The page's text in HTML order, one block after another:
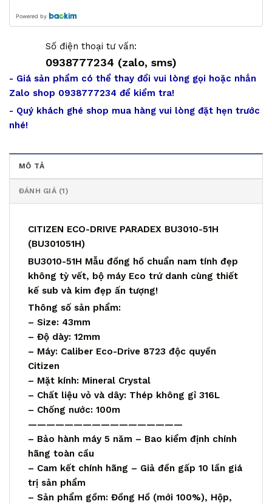
Powered by
Số điện thoại tư vấn:
0938777234 (zalo, sms)
- Giá sản phẩm có thể thay đổi vui lòng gọi hoặc nhắn
Zalo shop 0938777234 để kiểm tra!
- Quý khách ghé shop mua hàng vui lòng đặt hẹn trước
nhé!
MÔ TẢ
ĐÁNH GIÁ (1)
CITIZEN ECO-DRIVE PARADEX BU3010-51H
(BU301051H)
BU3010-51H Mẫu đồng hồ chuẩn nam tính đẹp
không tỳ vết, bộ máy Eco trứ danh cùng thiết
kế sub và kim đẹp ấn tượng!
Thông số sản phẩm:
– Size: 43mm
– Độ dày: 12mm
– Máy: Caliber Eco-Drive 8723 độc quyền
Citizen
– Mặt kính: Mineral Crystal
– Chất liệu vỏ và dây: Thép không gỉ 316L
– Chống nước: 100m
—————————————————
– Bảo hành máy 5 năm – Bao kiểm định chính
hãng toàn cầu
– Cam kết chính hãng – Giả đền gấp 10 lần giá
trị sản phẩm
– Sản phẩm gồm: Đồng Hồ (mới 100%), Hộp,